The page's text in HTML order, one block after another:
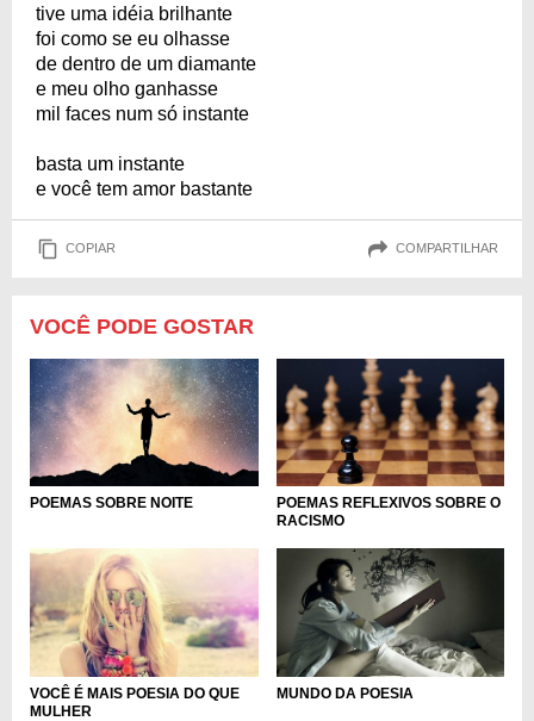
tive uma idéia brilhante
foi como se eu olhasse
de dentro de um diamante
e meu olho ganhasse
mil faces num só instante
basta um instante
e você tem amor bastante
COPIAR COMPARTILHAR
VOCÊ PODE GOSTAR
POEMAS SOBRE NOITE
POEMAS REFLEXIVOS SOBRE O
RACISMO
VOCÊ É MAIS POESIA DO QUE
MULHER
MUNDO DA POESIA